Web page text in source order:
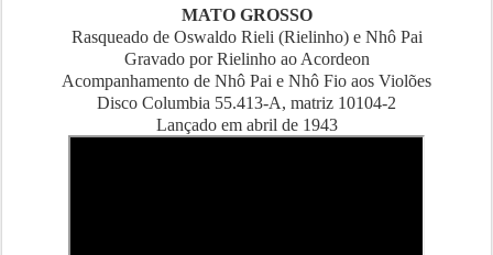
MATO GROSSO
Rasqueado de Oswaldo Rieli (Rielinho) e Nhô Pai
Gravado por Rielinho ao Acordeon
Acompanhamento de Nhô Pai e Nhô Fio aos Violões
Disco Columbia 55.413-A, matriz 10104-2
Lançado em abril de 1943